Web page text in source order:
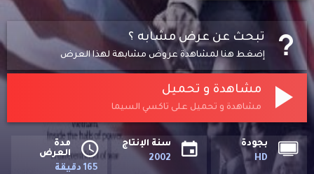
تبحث عن عرض مشابه ؟
إضغط هنا لمشاهدة عروض مشابهة لهذا العرض
مشاهدة و تحميل
مشاهدة و تحميل على تاكسي السيما
بجودة
HD
سنة الإنتاج
2002
مدة
العرض
165 دقيقة